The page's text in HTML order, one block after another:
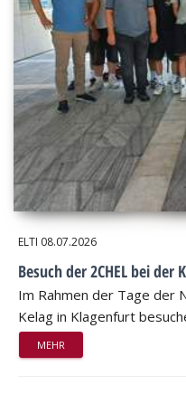
ELTI 08.07.2026
Besuch der 2CHEL bei der
Im Rahmen der Tage der
Kelag in Klagenfurt
MEHR